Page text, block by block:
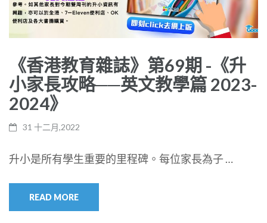
《香港教育雜誌》第69期 -《升
小家長攻略──英文教學篇 2023-
2024》
31 十二月,2022
升小是所有學生重要的里程碑。每位家長為子 …
READ MORE